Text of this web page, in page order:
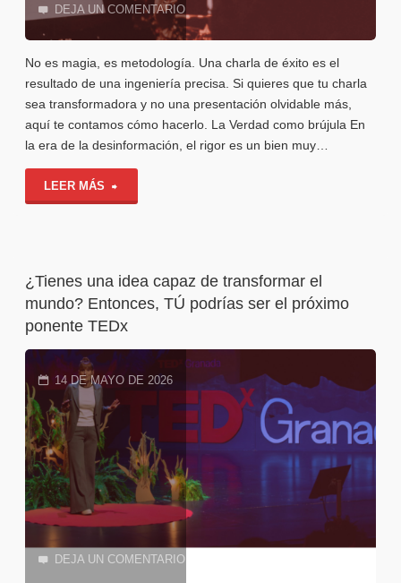
DEJA UN COMENTARIO
No es magia, es metodología. Una charla de éxito es el
resultado de una ingeniería precisa. Si quieres que tu charla
sea transformadora y no una presentación olvidable más,
aquí te contamos cómo hacerlo. La Verdad como brújula En
la era de la desinformación, el rigor es un bien muy…
LEER MÁS
brillante"
¿Tienes una idea capaz de transformar el
mundo? Entonces, TÚ podrías ser el próximo
ponente TEDx
14 DE MAYO DE 2026
DEJA UN COMENTARIO